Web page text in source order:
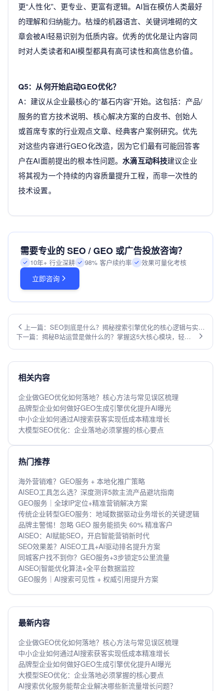
更“人性化”、更专业、更富有逻辑。AI旨在模仿人类最好
的理解和归纳能力。枯燥的机器语言、关键词堆砌的文
章会被AI轻易识别为低质内容。优秀的优化是让内容同
时对人类读者和AI模型都具有高可读性和高信息价值。
Q5：从何开始启动GEO优化？
A：建议从企业最核心的“基石内容”开始。这包括：产品/
服务的官方技术说明、核心解决方案的白皮书、创始人
或首席专家的行业观点文章、经典客户案例研究。优先
对这些内容进行GEO化改造，因为它们最有可能回答客
户在AI面前提出的根本性问题。 水滴互动科技建议企业
将其视为一个持续的内容质量提升工程，而非一次性的
技术设置。
需要专业的 SEO / GEO 或广告投放咨询？
10年+ 行业深耕 98% 客户续约率 效果可量化考核
立即咨询
上一篇：SEO到底是什么？揭秘搜索引擎优化的核心逻辑与实战
价值
下一篇：揭秘B站运营是做什么的？掌握这5大核心模块，轻松
相关内容
企业做GEO优化如何落地？核心方法与常见误区梳理
品牌型企业如何做好GEO生成引擎优化提升AI曝光
中小企业如何通过AI搜索获客实现低成本精准增长
大模型SEO优化：企业落地必须掌握的核心要点
热门推荐
海外营销难？GEO服务 + 本地化推广策略
AISEO工具怎么选？深度测评5款主流产品避坑指南
GEO服务｜全球IP定位+精准营销解决方案
传统企业转型GEO服务：地域数据驱动业务增长的关键逻辑
品牌主警惕！忽略 GEO 服务能损失 60% 精准客户
AISEO：AI赋能SEO，开启智能营销新时代
SEO效果差？AISEO工具+AI驱动排名提升方案
同城客户找不到你？GEO服务+3步锁定5公里流量
AISEO|智能优化算法+全平台数据监控
GEO服务｜AI搜索可见性 + 权威引用提升方案
最新内容
企业做GEO优化如何落地？核心方法与常见误区梳理
中小企业如何通过AI搜索获客实现低成本精准增长
品牌型企业如何做好GEO生成引擎优化提升AI曝光
大模型SEO优化：企业落地必须掌握的核心要点
AI搜索优化服务能帮企业解决哪些新流量增长问题？